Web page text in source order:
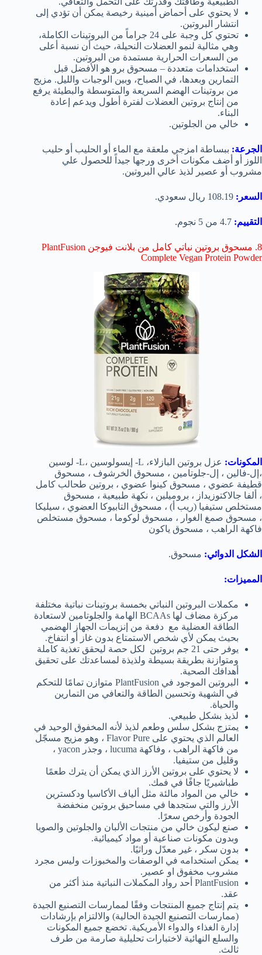
لا يحتوي على أحماض أمينية رخيصة يمكن أن تؤدي إلى
انتشار البروتين.
تحتوي كل وجبة على 24 جراماً من البروتينات الكاملة،
وهي مثالية لنمو العضلات النحيلة، حيث أن نسبة أعلى
من السعرات الحرارية مستمدة من البروتين.
استخدامات متعددة – مسحوق برو هو الأفضل قبل
التمارين وبعدها، في الصباح، وبين الوجبات والليل. مزيج
من بروتينات الهضم السريعة والمتوسطة والبطيئة يرفع
من إنتاج بروتين العضلات لفترة أطول ويدعم إعادة
البناء.
خالي من الجلوتين.
الجرعة: ببساطة امزجي ملعقة مع الماء أو الحليب أو حليب
اللوز أو أضف مكونات أخرى ورجها جيداً للحصول علي
مشروب أو عصير لذيذ عالي البروتين.
السعر: 108.19 ريال سعودي.
التقييم: 4.7 من 5 نجوم.
8. مسحوق بروتين نباتي كامل من بلانت فيوجن PlantFusion
Complete Vegan Protein Powder
المكونات:
عزل بروتين البازلاء، L- إيسولوسين ،L- لوسين
،إل-فالين ، إل-جلوتامين ، مسحوق الخرشوف ، مسحوق
قطيفة عضوي ، مسحوق كينوا عضوي ، بروتين طحالب كامل
، ألفا جالاكتوزيداز ، بروميلين ، نكهة طبيعية ، مسحوق
مستخلص ستيفيا (ريب أ) ، مسحوق التابيوكا العضوي ، سيليكا
، مسحوق صمغ الغوار ، مسحوق لوكوما ، مسحوق مستخلص
فاكهة الراهب ، مسحوق ياكون
الشكل الدوائي: مسحوق.
المميزات:
مكملات البروتين النباتي بخمسة بروتينات نباتية مختلفة
مركزة مضاف لها BCAAs الهامة والجلوتامين لاستعادة
الطاقة العضلية مع دفعة من إنزيمات الجهاز الهضمي
بحيث يمكن لأي شخص الاستمتاع بدون غاز أو انتفاخ.
يوفر حتى 21 جم بروتين لكل حصة ليحقق تغذية كاملة
ومتوازنة بطريقة بسيطة ولذيذة لمساعدتك على تحقيق
أهدافك الصحية.
البروتين الموجود في PlantFusion متوازن تمامًا للتحكم
في الشهية وتحسين الطاقة والتعافي من التمارين
والحياة.
لذيذ بشكل طبيعي.
يمتزج بشكل سلس وطعم لذيذ لأنه المخفوق الوحيد في
العالم الذي يحتوي على Flavor Pure ، وهو مزيج مسجّل
من فاكهة الراهب ، وفاكهة lucuma ، وجذر yacon ،
وقليل من ستيفيا.
لا يحتوي على بروتين الأرز الذي يمكن أن يترك طعمًا
طباشيريًا جافًا في فمك.
خالي من المواد مالئة مثل ألياف الأكاسيا ودكسترين
الأرز والتي ستجدها في مساحيق بروتين منخفضة
الجودة وأرخص سعرًا.
صنع ليكون خالي من منتجات الألبان والجلوتين والصويا
وبدون مكونات صناعية أو مواد كيميائية.
بدون سكر ، غير معدّل وراثيًا.
يمكن استخدامه في الوصفات والمخبوزات وليس مجرد
مشروب مخفوق او عصير.
PlantFusion أحد رواد المكملات النباتية منذ أكثر من
عقد.
يتم إنتاج جميع المنتجات وفقًا لممارسات التصنيع الجيدة
(ممارسات التصنيع الجيدة الحالية) والالتزام بإرشادات
إدارة الغذاء والدواء الأمريكية. تخضع جميع المكونات
والسلع النهائية لاختبارات تحليلية صارمة من طرف
ثالث.